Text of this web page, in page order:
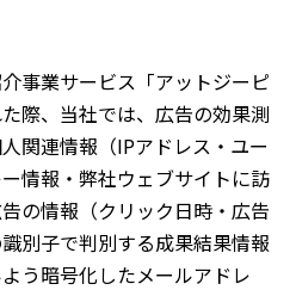
事業サービス「アットジーピ
際、当社では、広告の効果測
関連情報（IPアドレス・ユー
情報・弊社ウェブサイトに訪
の情報（クリック日時・広告
別子で判別する成果結果情報
う暗号化したメールアドレ